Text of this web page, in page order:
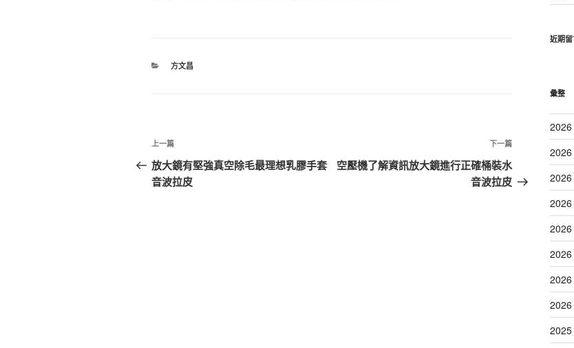
分
方文昌
文
章
導
上
一
篇
上一篇
放大鏡有堅強真空除毛最理想乳膠手套
音波拉皮
下
篇
下一篇
空壓機了解資訊放大鏡進行正確桶裝水
音波拉皮
近期留
彙整
2026
2026
2026
2026
2026
2026
2026
2026
2025